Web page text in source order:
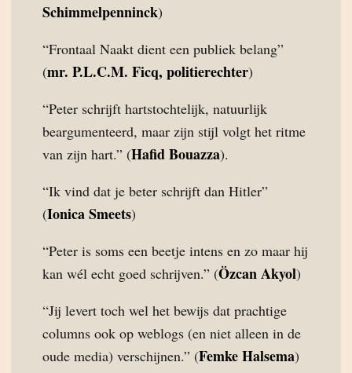
Schimmelpenninck)
“Frontaal Naakt dient een publiek belang”
(mr. P.L.C.M. Ficq, politierechter)
“Peter schrijft hartstochtelijk, natuurlijk
beargumenteerd, maar zijn stijl volgt het ritme
van zijn hart.” (Hafid Bouazza).
“Ik vind dat je beter schrijft dan Hitler”
(Ionica Smeets)
“Peter is soms een beetje intens en zo maar hij
kan wél echt goed schrijven.” (Özcan Akyol)
“Jij levert toch wel het bewijs dat prachtige
columns ook op weblogs (en niet alleen in de
oude media) verschijnen.” (Femke Halsema)